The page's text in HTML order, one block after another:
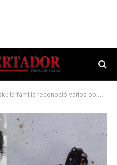
varios objetos encontrados en la causa